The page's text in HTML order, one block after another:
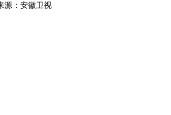
源：安徽卫视